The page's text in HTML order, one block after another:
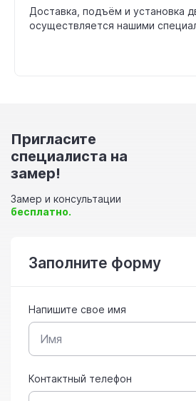
Доставка, подъём и установка
осуществляется нашими
Пригласите
специалиста на
замер!
Замер и консультации
бесплатно.
Заполните форму
Напишите свое имя
Контактный телефон